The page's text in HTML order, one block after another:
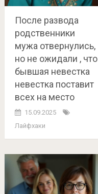
После развода
родственники
мужа отвернулись,
но не ожидали , что
бывшая невестка
невестка поставит
всех на место
15.09.2025
Лайфхаки